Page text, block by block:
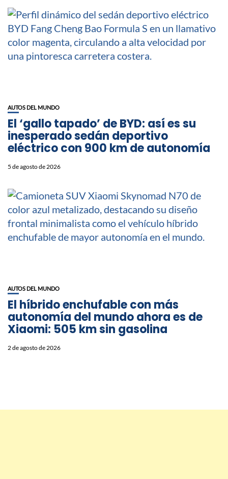
AUTOS DEL MUNDO
El ‘gallo tapado’ de BYD: así es su
inesperado sedán deportivo
eléctrico con 900 km de autonomía
5 de agosto de 2026
AUTOS DEL MUNDO
El híbrido enchufable con más
autonomía del mundo ahora es de
Xiaomi: 505 km sin gasolina
2 de agosto de 2026